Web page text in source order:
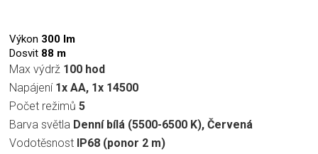
Výkon 300 lm
Dosvit 88 m
Max výdrž 100 hod
Napájení 1x AA, 1x 14500
Počet režimů 5
Barva světla Denní bílá (5500-6500 K), Červená
Vodotěsnost IP68 (ponor 2 m)